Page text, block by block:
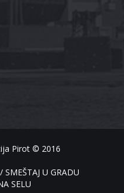
Pirot © 2016
SMEŠTAJ U GRADU
SELU